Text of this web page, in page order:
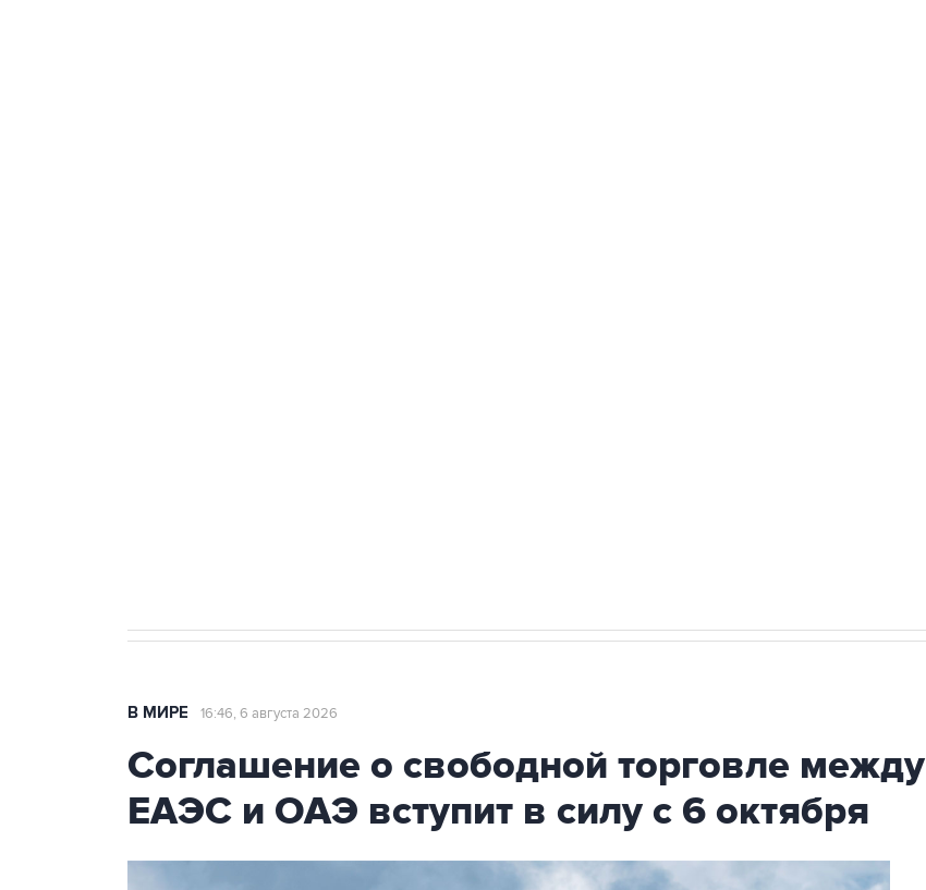
В МИРЕ 16:46, 6 августа 2026
Соглашение о свободной торговле между
ЕАЭС и ОАЭ вступит в силу с 6 октября